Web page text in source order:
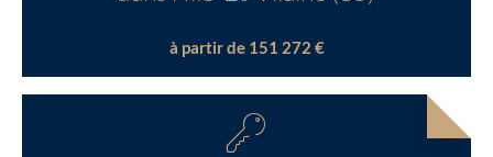
à partir de 151 272 €